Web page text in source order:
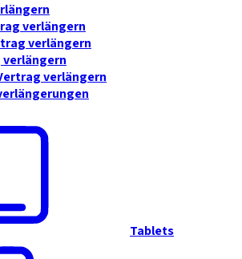
verlängern
verlängern
verlängern
Tablets